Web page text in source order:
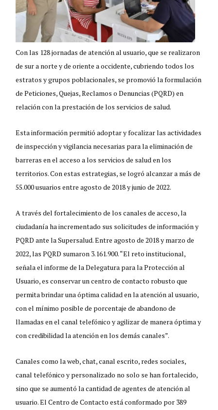
Con las 128 jornadas de atención al usuario, que se realizaron
de sur a norte y de oriente a occidente, cubriendo todos los
estratos y grupos poblacionales, se promovió la formulación
de Peticiones, Quejas, Reclamos o Denuncias (PQRD) en
relación con la prestación de los servicios de salud.
Esta información permitió adoptar y focalizar las actividades
de inspección y vigilancia necesarias para la eliminación de
barreras en el acceso a los servicios de salud en los
territorios. Con estas estrategias, se logró alcanzar a más de
55.000 usuarios entre agosto de 2018 y junio de 2022.
A través del fortalecimiento de los canales de acceso, la
ciudadanía ha incrementado sus solicitudes de información y
PQRD ante la Supersalud. Entre agosto de 2018 y marzo de
2022, las PQRD sumaron 3.161.900. “El reto institucional,
señala el informe de la Delegatura para la Protección al
Usuario, es conservar un centro de contacto robusto que
permita brindar una óptima calidad en la atención al usuario,
con el mínimo posible de porcentaje de abandono de
llamadas en el canal telefónico y agilizar de manera óptima y
con credibilidad la atención en los demás canales”.
Canales como la web, chat, canal escrito, redes sociales,
canal telefónico y personalizado no solo se han fortalecido,
sino que se aumentó la cantidad de agentes de atención al
usuario. El Centro de Contacto está conformado por 389